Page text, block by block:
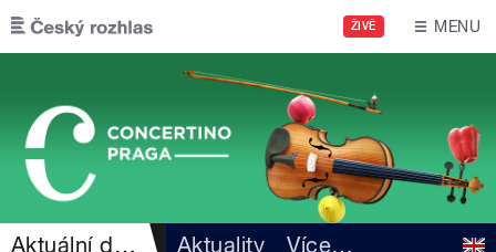
Přejít k hlavnímu obsahu
ŽIVĚ MENU
Aktuální dění Aktuality Více…